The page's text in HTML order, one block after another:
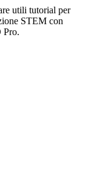
utili tutorial per
STEM con
Pro.